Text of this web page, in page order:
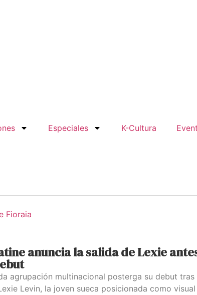
Especiales K-Cultura
anuncia la salida de Lexie
agrupación multinacional posterga su debut tras
Levin, la joven sueca posicionada como visual